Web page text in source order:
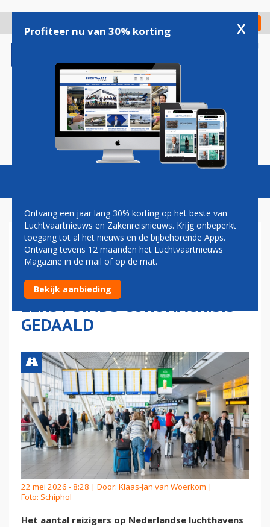
gaan
Check in
Magazine Podcasts Vacatures
AANTAL REIZIGERS OP
NEDERLANDSE
LUCHTHAVENS VOOR HET
EERST SINDS CORONACRISIS
GEDAALD
22 mei 2026 - 8:28 | Door: Klaas-Jan van Woerkom |
Foto: Schiphol
Het aantal reizigers op Nederlandse luchthavens
Profiteer nu van 30% korting x
Ontvang een jaar lang 30% korting op het beste van
Luchtvaartnieuws en Zakenreisnieuws. Krijg onbeperkt
toegang tot al het nieuws en de bijbehorende Apps.
Ontvang tevens 12 maanden het Luchtvaartnieuws
Magazine in de mail of op de mat.
Bekijk aanbieding